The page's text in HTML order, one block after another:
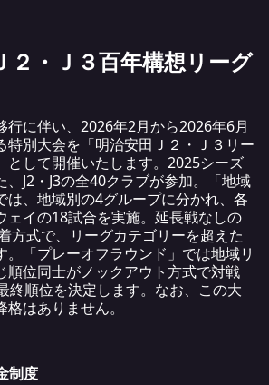
２・Ｊ３百年構想リーグ
行に伴い、2026年2月から2026年6月
特別大会を「明治安田 Ｊ２・Ｊ３ リー
として開催いたします。2025シーズ
、J2・J3の全40クラブが参加。「地域
は、地域別の4グループに分かれ、各
ェイの18試合を実施。延長戦なしの
方式で、リーグカテゴリーを超えた
。「プレーオフラウンド」では地域リ
順位同士がノックアウト方式で対戦
終順位を決定します。なお、この大
はありません。
制度